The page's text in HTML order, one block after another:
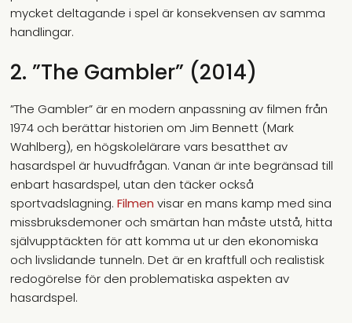
mycket deltagande i spel är konsekvensen av samma
handlingar.
2. ”The Gambler” (2014)
”The Gambler” är en modern anpassning av filmen från
1974 och berättar historien om Jim Bennett (Mark
Wahlberg), en högskolelärare vars besatthet av
hasardspel är huvudfrågan. Vanan är inte begränsad till
enbart hasardspel, utan den täcker också
sportvadslagning.Filmen visar en mans kamp med sina
missbruksdemoner och smärtan han måste utstå, hitta
självupptäckten för att komma ut ur den ekonomiska
och livslidande tunneln. Det är en kraftfull och realistisk
redogörelse för den problematiska aspekten av
hasardspel.